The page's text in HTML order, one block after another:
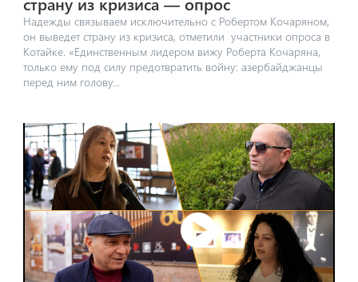
Надежды связываем исключительно с Робертом Кочаряном,
он выведет страну из кризиса, отметили участники опроса в
Котайке. «Единственным лидером вижу Роберта Кочаряна,
только ему под силу предотвратить войну: азербайджанцы
перед ним голову...